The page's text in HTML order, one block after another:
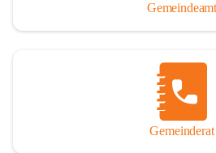
Gemeindeamt
Gemeinderat